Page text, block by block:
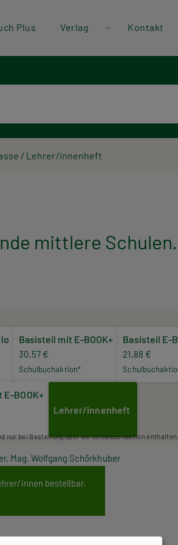
Plus Verlag Kontakt
/ Lehrer/innenheft
mittlere
Basisteil mit E-BOOK+
30,57 €
Schulbuchaktion*
Basisteil E-
21,88 €
BOOK+
Lehrer/innenheft
nur bei Bestellung über die Schulbuchaktion
Mag. Wolfgang Schörkhuber
innen bestellbar.